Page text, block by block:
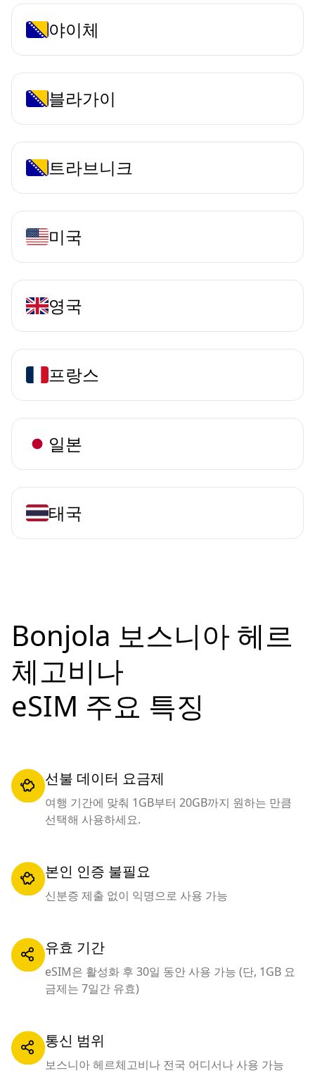
야이체
블라가이
트라브니크
미국
영국
프랑스
일본
태국
Bonjola 보스니아 헤르
체고비나
eSIM 주요 특징
선불 데이터 요금제
여행 기간에 맞춰 1GB부터 20GB까지 원하는 만큼
선택해 사용하세요.
본인 인증 불필요
신분증 제출 없이 익명으로 사용 가능
유효 기간
eSIM은 활성화 후 30일 동안 사용 가능 (단, 1GB 요
금제는 7일간 유효)
통신 범위
보스니아 헤르체고비나 전국 어디서나 사용 가능